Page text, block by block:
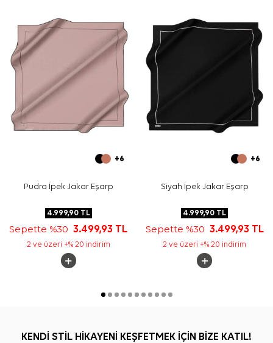
Bakım
Yıkama ve bakım için ürün etiketindeki talimatları
izleyiniz. İpek ve hassas eşarplarda, etiketin izin verdiği
hassas bakım içinAker İpek Eşarp Şampuanı
edebilirsiniz.
Sıkça Sorulan Sorular
Bej İpek Kare Logo Desenli Eşarp hangi kumaştan
üretilmiştir?
Desen ve renk görünümü nasıldır?
Bu eşarp hangi kombinlerle kullanılabilir?
+6
Pudra İpek Jakar Eşarp
4.999,90TL
Sepette %303.499,93 TL
2 ve üzeri +% 20 indirim
+6
Siyah İpek Jakar Eşarp
4.999,90 TL
Sepette %30 3.499,93 TL
2 ve üzeri +% 20 indirim
KENDİ STİL HİKAYENİ KEŞFETMEK İÇİN BİZE KATIL!